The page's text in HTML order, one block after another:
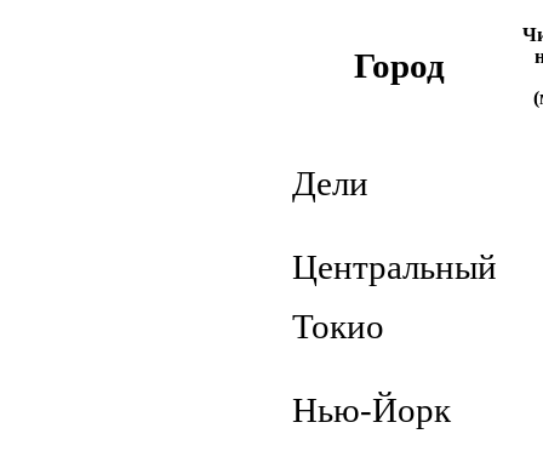
Город
Дели
Центральный
Токио
Нью-Йорк